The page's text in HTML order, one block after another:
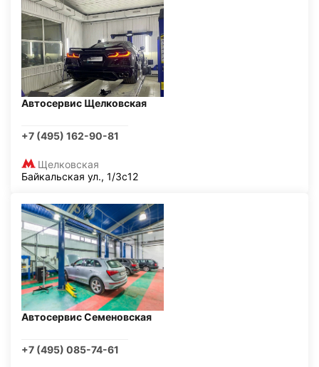
Автосервис Щелковская
+7 (495) 162-90-81
Щелковская
Байкальская ул., 1/3с12
Автосервис Семеновская
+7 (495) 085-74-61